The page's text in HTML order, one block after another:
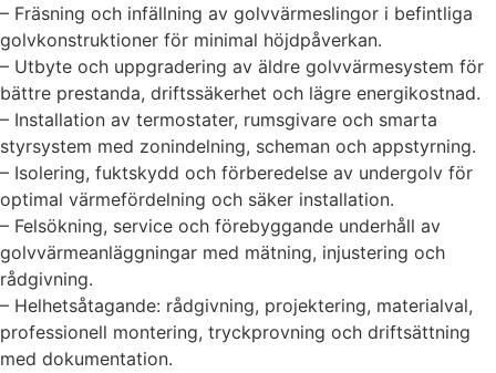
– Fräsning och infällning av golvvärmeslingor i befintliga
golvkonstruktioner för minimal höjdpåverkan.
– Utbyte och uppgradering av äldre golvvärmesystem för
bättre prestanda, driftssäkerhet och lägre energikostnad.
– Installation av termostater, rumsgivare och smarta
styrsystem med zonindelning, scheman och appstyrning.
– Isolering, fuktskydd och förberedelse av undergolv för
optimal värmefördelning och säker installation.
– Felsökning, service och förebyggande underhåll av
golvvärmeanläggningar med mätning, injustering och
rådgivning.
– Helhetsåtagande: rådgivning, projektering, materialval,
professionell montering, tryckprovning och driftsättning
med dokumentation.